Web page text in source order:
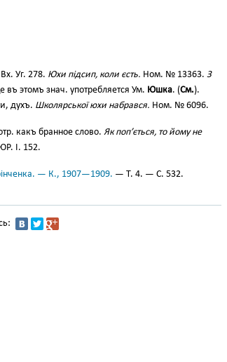
Уг. 278. Юхи підсип, коли єсть. Ном. № 13363. З
этомъ знач. употребляется Ум. Юшка. (Cм.).
духъ. Школярської юхи набрався. Ном. № 6096.
какъ бранное слово. Як поп’ється, то йому не
І. 152.
— К., 1907—1909. — Т. 4. — С. 532.